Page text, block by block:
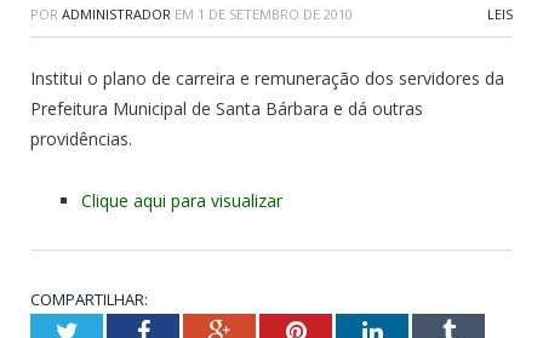
POR ADMINISTRADOR EM 1 DE SETEMBRO DE 2010 LEIS
Institui o plano de carreira e remuneração dos servidores da
Prefeitura Municipal de Santa Bárbara e dá outras
providências.
Clique aqui para visualizar
COMPARTILHAR:
TwitterFacebookGoogle+PinterestLinkedInTumblr